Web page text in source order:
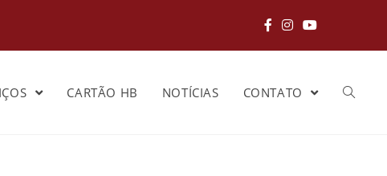
CARTÃO HB NOTÍCIAS CONTATO